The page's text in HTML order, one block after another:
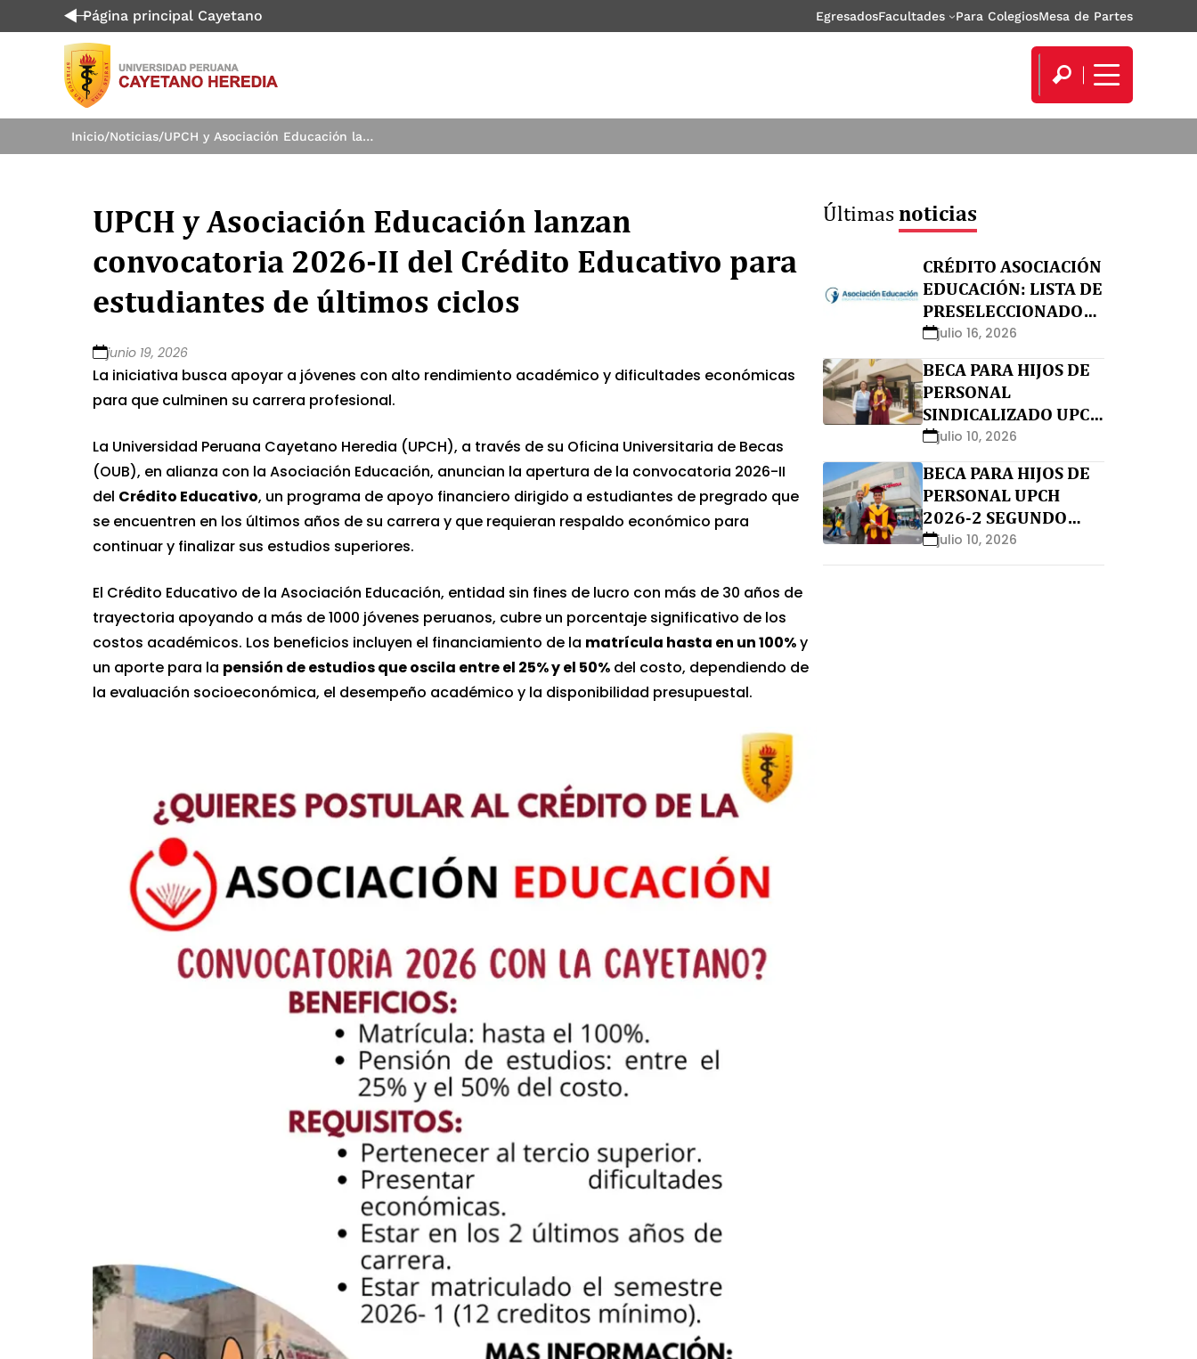
Página principal Cayetano EgresadosFacultades Para ColegiosMesa de Partes
Inicio/Noticias/ UPCH y Asociación Educación lanzan convocatoria 2026-II del Crédito Educativo para estudiantes de últimos ciclos
UPCH y Asociación Educación lanzan
convocatoria 2026-II del Crédito Educativo para
estudiantes de últimos ciclos
junio 19, 2026
La iniciativa busca apoyar a jóvenes con alto rendimiento académico y dificultades económicas
para que culminen su carrera profesional.
La Universidad Peruana Cayetano Heredia (UPCH), a través de su Oficina Universitaria de Becas
(OUB), en alianza con la Asociación Educación, anuncian la apertura de la convocatoria 2026-II
del Crédito Educativo, un programa de apoyo financiero dirigido a estudiantes de pregrado que
se encuentren en los últimos años de su carrera y que requieran respaldo económico para
continuar y finalizar sus estudios superiores.
El Crédito Educativo de la Asociación Educación, entidad sin fines de lucro con más de 30 años de
trayectoria apoyando a más de 1000 jóvenes peruanos, cubre un porcentaje significativo de los
costos académicos. Los beneficios incluyen el financiamiento de la matrícula hasta en un 100%y
un aporte para la pensión de estudios que oscila entre el 25% y el 50% del costo, dependiendo de
la evaluación socioeconómica, el desempeño académico y la disponibilidad presupuestal.
Últimasnoticias
CRÉDITO ASOCIACIÓN
EDUCACIÓN: LISTA DE
PRESELECCIONADOS
Y NO APTOS
julio 16, 2026
BECA PARA HIJOS DE
PERSONAL
SINDICALIZADO UPCH
2026-2 SEGUNDO
MOMENTO
julio 10, 2026
BECA PARA HIJOS DE
PERSONAL UPCH
2026-2 SEGUNDO
MOMENTO
julio 10, 2026